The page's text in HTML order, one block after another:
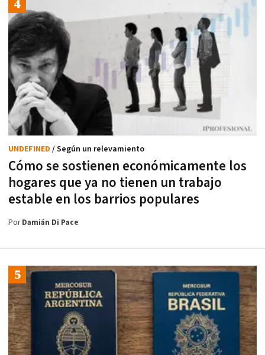
Cómo se sostienen económicamente los
hogares que ya no tienen un trabajo
estable en los barrios populares
UNDEFINED / Según un relevamiento
PorDamián Di Pace